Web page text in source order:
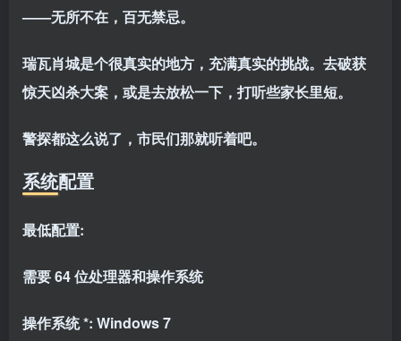
——无所不在，百无禁忌。
瑞瓦肖城是个很真实的地方，充满真实的挑战。去破获
惊天凶杀大案，或是去放松一下，打听些家长里短。
警探都这么说了，市民们那就听着吧。
系统配置
最低配置:
需要 64 位处理器和操作系统
操作系统 *: Windows 7